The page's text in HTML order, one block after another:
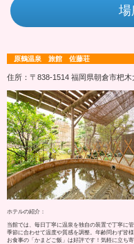
場
原鶴温泉 旅館 佐藤荘
住所：〒838-1514 福岡県朝倉市杷木
ホテルの紹介：
当館では、毎日丁寧に温泉を独自の装置で丁寧に管
季節に合わせて温度や質感を調整。年齢問わず皆様
お食事の「かまどご飯」は好評です！気軽に立ち